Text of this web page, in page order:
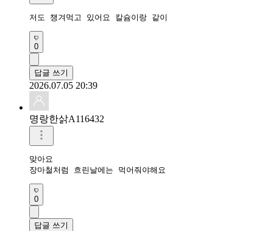
저도 챙겨먹고 있어요 칼슘이랑 같이
0
답글 쓰기
2026.07.05 20:39
명랑한삵A116432
맞아요
장마철처럼 흐린날에는 먹어줘야해요
0
답글 쓰기